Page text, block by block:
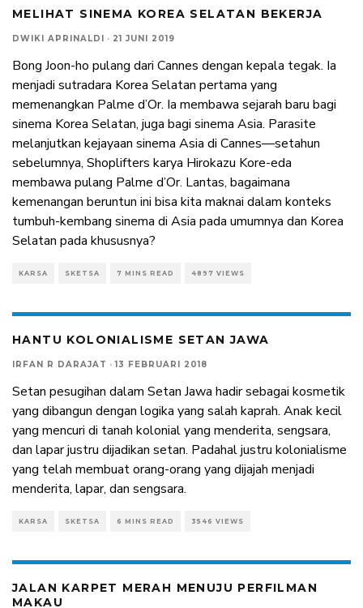
MELIHAT SINEMA KOREA SELATAN BEKERJA
DWIKI APRINALDI · 21 JUNI 2019
Bong Joon-ho pulang dari Cannes dengan kepala tegak. Ia
menjadi sutradara Korea Selatan pertama yang
memenangkan Palme d’Or. Ia membawa sejarah baru bagi
sinema Korea Selatan, juga bagi sinema Asia. Parasite
melanjutkan kejayaan sinema Asia di Cannes—setahun
sebelumnya, Shoplifters karya Hirokazu Kore-eda
membawa pulang Palme d’Or. Lantas, bagaimana
kemenangan beruntun ini bisa kita maknai dalam konteks
tumbuh-kembang sinema di Asia pada umumnya dan Korea
Selatan pada khususnya?
KARSA SKETSA 7 MINS READ 4897 VIEWS
HANTU KOLONIALISME SETAN JAWA
IRFAN R DARAJAT · 13 FEBRUARI 2018
Setan pesugihan dalam Setan Jawa hadir sebagai kosmetik
yang dibangun dengan logika yang salah kaprah. Anak kecil
yang mencuri di tanah kolonial yang menderita, sengsara,
dan lapar justru dijadikan setan. Padahal justru kolonialisme
yang telah membuat orang-orang yang dijajah menjadi
menderita, lapar, dan sengsara.
KARSA SKETSA 6 MINS READ 3546 VIEWS
JALAN KARPET MERAH MENUJU PERFILMAN
MAKAU